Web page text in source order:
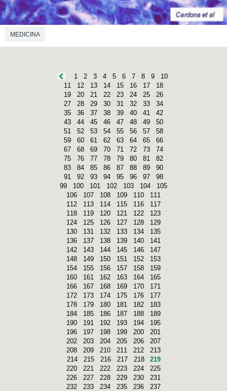
MEDICINA
1 2 3 4 5 6 7 8 9
10
11
12 13 14 15 16 17
18
19
20 21 22 23 24 25
26
27
28 29 30 31 32 33
34
35
36 37 38 39 40 41
42
43
44 45 46 47 48 49
50
51
52 53 54 55 56 57
58
59
60 61 62 63 64 65
66
67
68 69 70 71 72 73
74
75
76 77 78 79 80 81
82
83
84 85 86 87 88 89
90
91
92 93 94 95 96 97
98
99
100 101 102 103 104
105
106
107 108 109 110
111
112
113 114 115 116
117
118
119 120 121 122
123
124
125 126 127 128
129
130
131 132 133 134
135
136
137 138 139 140
141
142
143 144 145 146
147
148
149 150 151 152
153
154
155 156 157 158
159
160
161 162 163 164
165
166
167 168 169 170
171
172
173 174 175 176
177
178
179 180 181 182
183
184
185 186 187 188
189
190
191 192 193 194
195
196
197 198 199 200
201
202
203 204 205 206
207
208
209 210 211 212
213
214
215 216 217 218
219
220
221 222 223 224
225
226
227 228 229 230
231
232
233 234 235 236
237